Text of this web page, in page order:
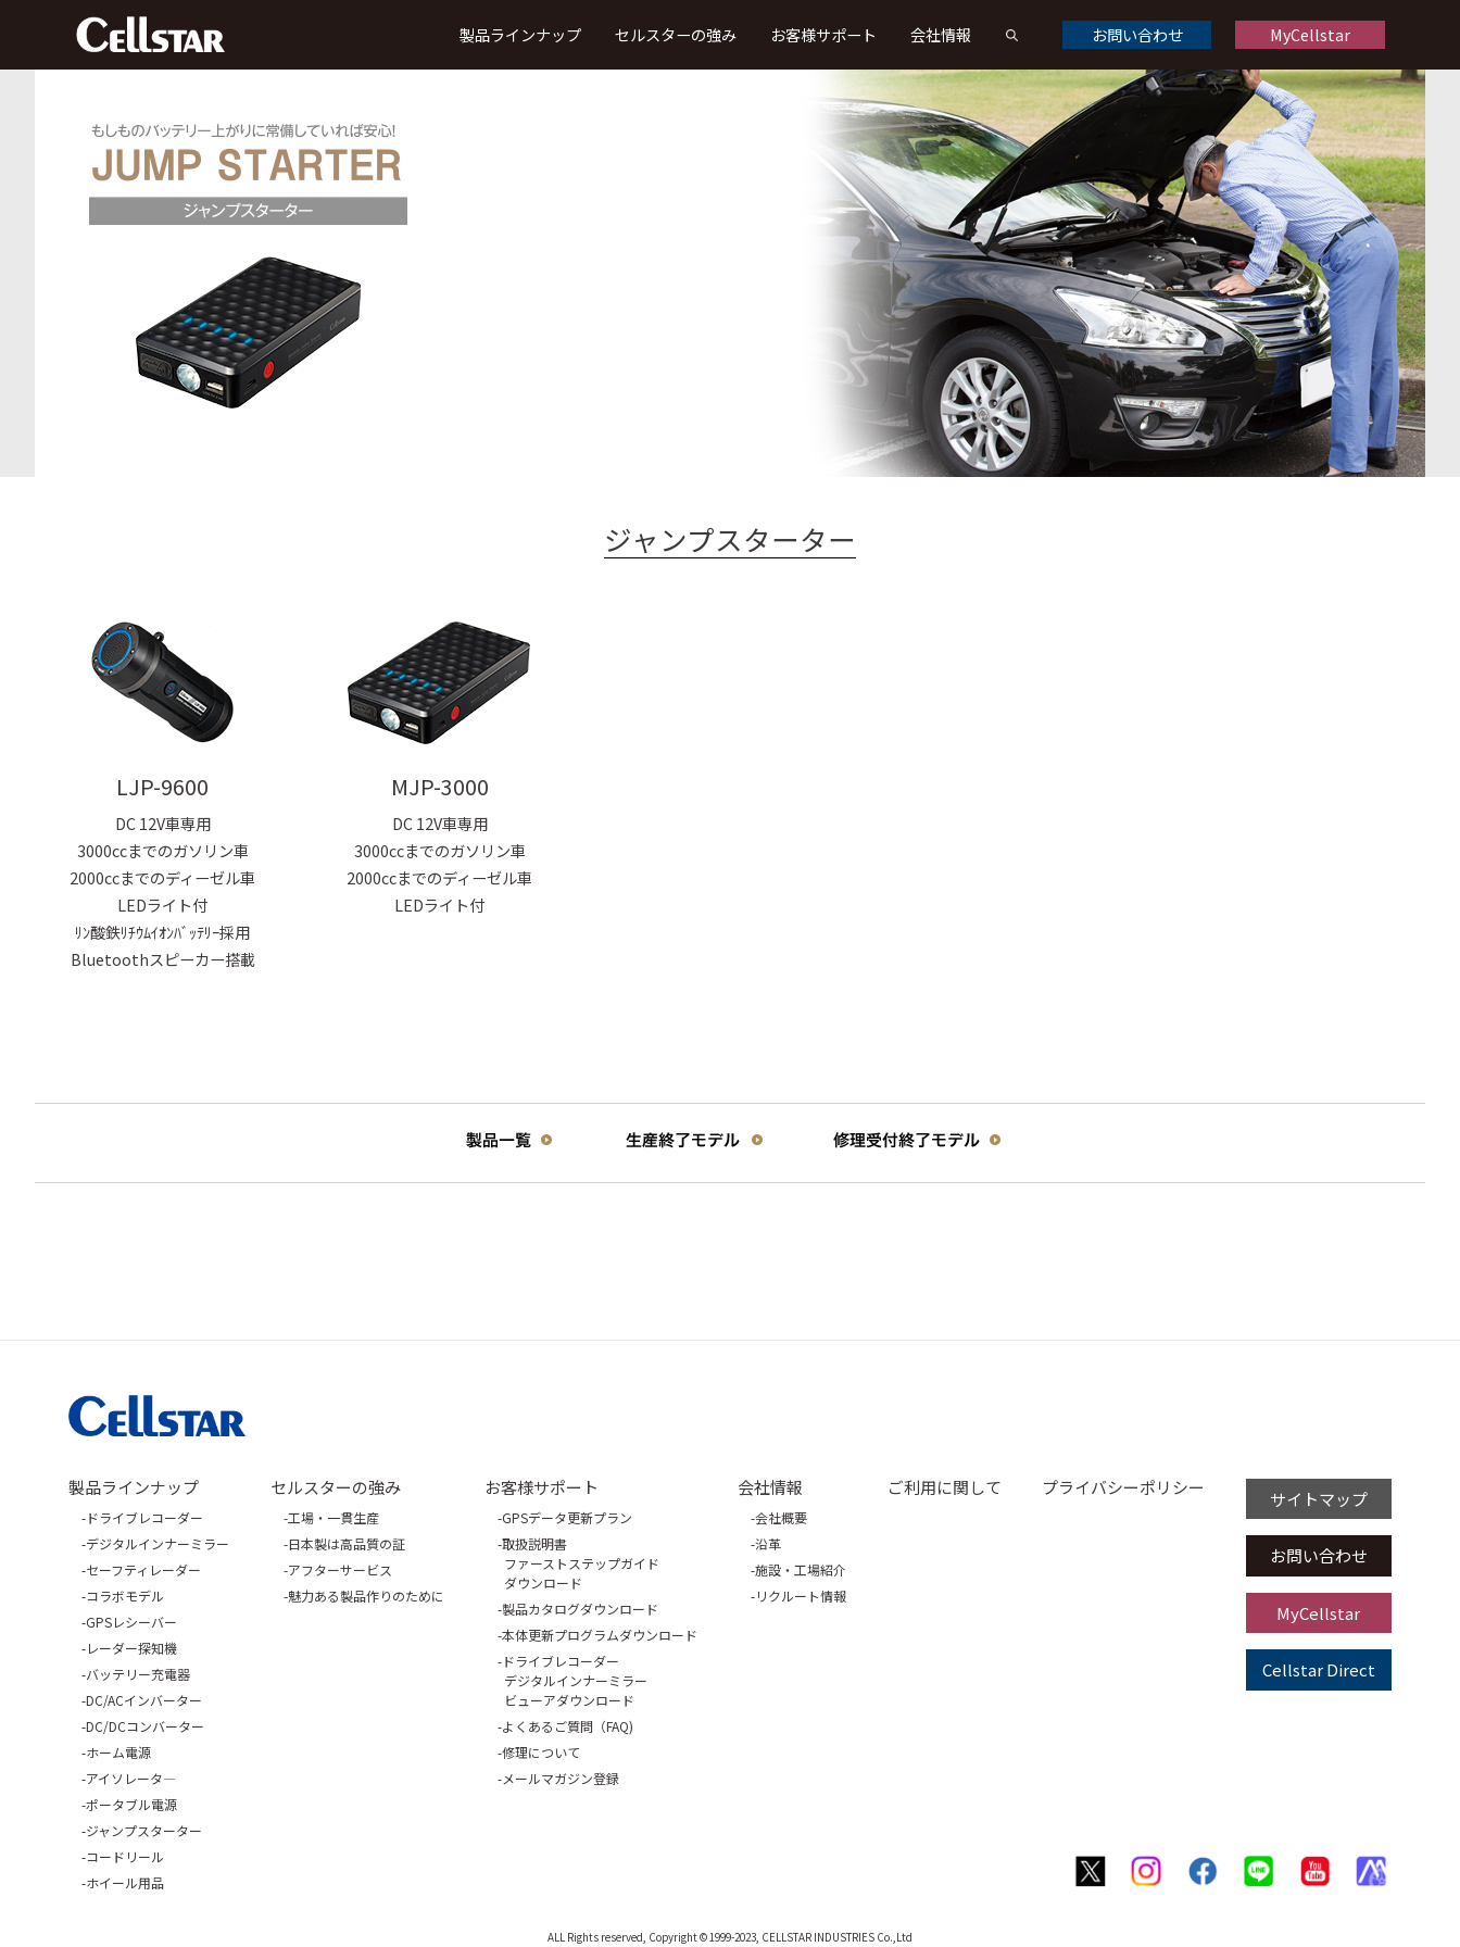
製品ラインナップ
タイプ
後方録画
タイプ
前方・後方録画
タイプ タイプ
法人向け
（TRシリーズ）
ドライブレコーダーオプション
ドライブレコーダー製品一覧
デジタルインナーミラー
後方・前方録画タイプ
デジタルインナーミラーオプション
デジタルインナーミラー製品一覧
コラボモデル
バッテリー充
電機
DC/ACインバ
ーター
セルスターの強み お客様サポート
SDカード購入で更新
取扱説明書・ファーストステップガ
本体ソフトウエア更新プログラム
ンナーミラー・セーフティレーダー
よくある質問 修理について お問い合わせ
会社情報 お問い合わせ MyCellstar
ジャンプスターター
LJP-9600
DC 12V車専用
3000ccまでのガソリン車
2000ccまでのディーゼル車
LEDライト付
ﾘﾝ酸鉄ﾘﾁｳﾑｲｵﾝﾊﾞｯﾃﾘｰ採用
Bluetoothスピーカー搭載
MJP-3000
DC 12V車専用
3000ccまでのガソリン車
2000ccまでのディーゼル車
LEDライト付
製品ラインナップ
ドライブレコーダー
デジタルインナーミラー
セーフティレーダー
コラボモデル
GPSレシーバー
レーダー探知機
バッテリー充電器
DC/ACインバーター
DC/DCコンバーター
ホーム電源
アイソレータ―
ポータブル電源
ジャンプスターター
コードリール
ホイール用品
セルスターの強み
工場・一貫生産
日本製は高品質の証
アフターサービス
魅力ある製品作りのために
お客様サポート
GPSデータ更新プラン
取扱説明書
ファーストステップガイド
ダウンロード
製品カタログダウンロード
本体更新プログラムダウンロード
ドライブレコーダー
デジタルインナーミラー
ビューアダウンロード
よくあるご質問（FAQ)
修理について
メールマガジン登録
会社情報
会社概要
沿革
施設・工場紹介
リクルート情報
ご利用に関して プライバシーポリシー
サイトマップ
お問い合わせ
MyCellstar
Cellstar Direct
ALL Rights reserved, Copyright © 1999-2023, CELLSTAR INDUSTRIES Co.,Ltd